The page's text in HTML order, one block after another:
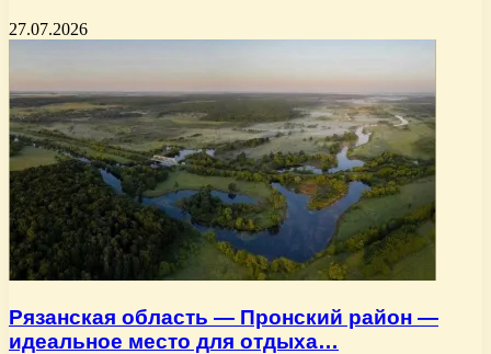
27.07.2026
Рязанская область — Пронский район —
идеальное место для отдыха…